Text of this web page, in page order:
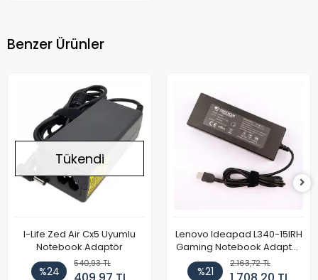
Benzer Ürünler
Tükendi
I-Life Zed Air Cx5 Uyumlu
Notebook Adaptör
%24
540,93 TL
Lenovo Ideapad L340-15IRH
Gaming Notebook Adaptör
Cihazı Şarj Aleti (150W)
%21
2.163,72 TL